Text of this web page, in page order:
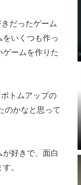
だったゲーム
いくつも作っ
ームを作りた
トムアップの
のかなと思って
好きで、面白
。